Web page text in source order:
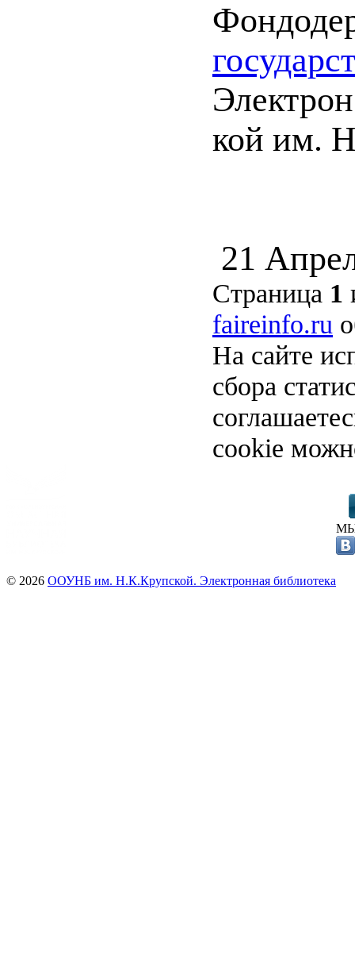
кой им.
21
Страница 1
faireinfo.ru
На сайте
сбора
cookie
© 2026 ООУНБ им. Н.К.Крупской. Электронная библиотека